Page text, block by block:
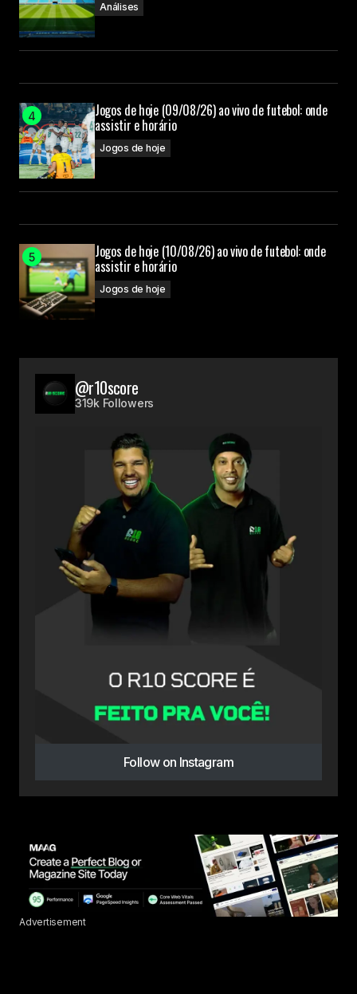
Análises
Jogos de hoje (09/08/26) ao vivo de futebol: onde
assistir e horário
Jogos de hoje
Jogos de hoje (10/08/26) ao vivo de futebol: onde
assistir e horário
Jogos de hoje
@r10score
319k Followers
Follow on Instagram
Advertisement